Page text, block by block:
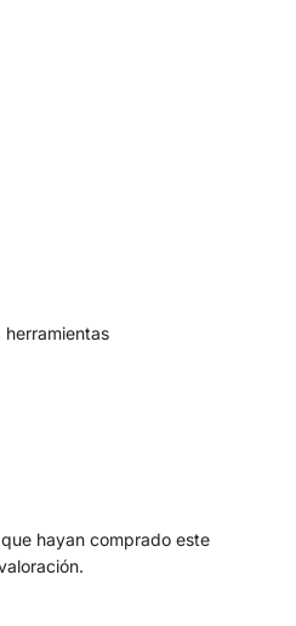
hayan comprado este